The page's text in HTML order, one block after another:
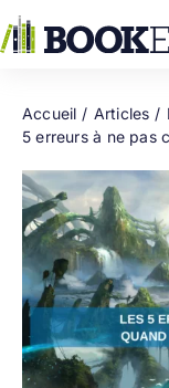
au
contenu
Accueil Articles
5 erreurs à ne pas